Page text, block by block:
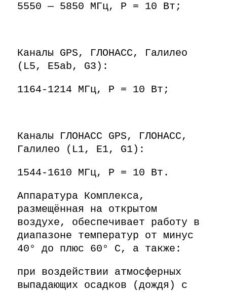
5550 — 5850 МГц, Р = 10 Вт;
Каналы GPS, ГЛОНАСС, Галилео
(L5, E5ab, G3):
1164-1214 МГц, Р = 10 Вт;
Каналы ГЛОНАСС GPS, ГЛОНАСС,
Галилео (L1, E1, G1):
1544-1610 МГц, Р = 10 Вт.
Аппаратура Комплекса,
размещённая на открытом
воздухе, обеспечивает работу в
диапазоне температур от минус
40° до плюс 60° С, а также:
при воздействии атмосферных
выпадающих осадков (дождя) с